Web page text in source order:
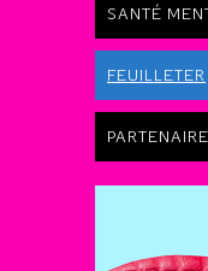
SANTÉ
FEUILLETER